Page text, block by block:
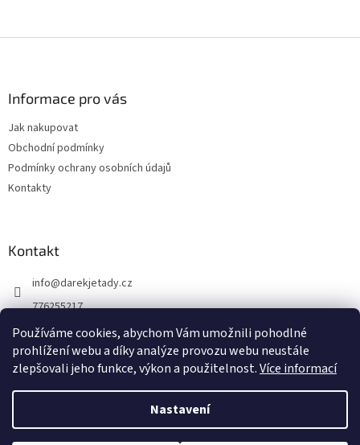
Používáme cookies, abychom Vám umožnili pohodlné
prohlížení webu a díky analýze provozu webu neustále
zlepšovali jeho funkce, výkon a použitelnost.Více informací
Nastavení
Informace pro vás
Jak nakupovat
Obchodní podmínky
Podmínky ochrany osobních údajů
Kontakty
Kontakt
info@darekjetady.cz
776255217
DÁREK JE TADY
darek_je_tady
Vytvořil Shoptet